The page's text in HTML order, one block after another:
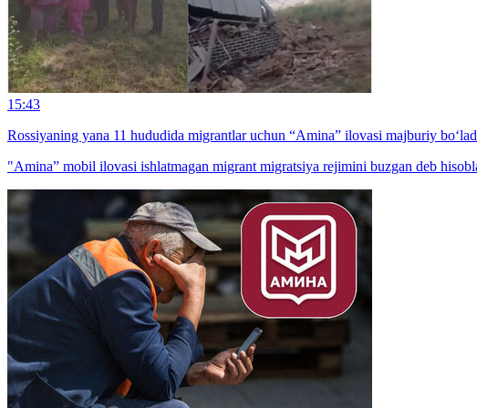
15:43
Rossiyaning yana 11 hududida migrantlar uchun “Amina” ilovasi majburiy
"Amina” mobil ilovasi ishlatmagan migrant migratsiya rejimini buzgan deb